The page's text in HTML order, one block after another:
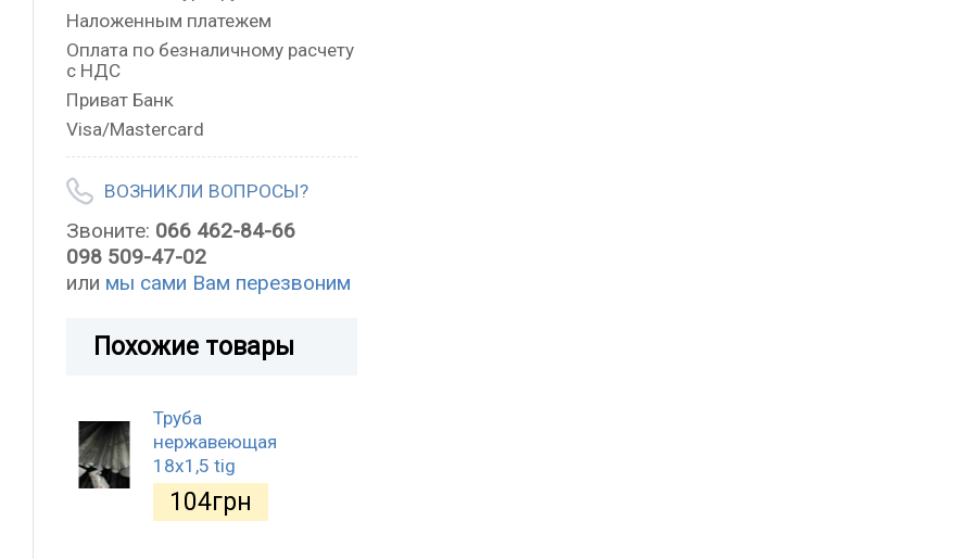
Наложенным платежем
Оплата по безналичному расчету
с НДС
Приват Банк
Visa/Mastercard
ВОЗНИКЛИ ВОПРОСЫ?
Звоните: 066 462-84-66
098 509-47-02
или мы сами Вам перезвоним
Похожие товары
Труба
нержавеющая
18х1,5 tig
104грн